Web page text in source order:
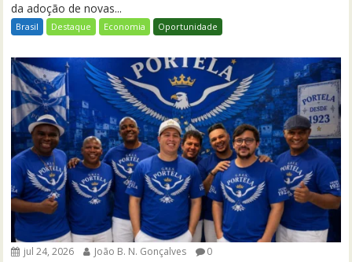
da adoção de novas...
Brasil Destaque Economia Oportunidade
jul 24, 2026 João B. N. Gonçalves 0